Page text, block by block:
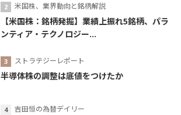
米国株、業界動向と銘柄解説
【米国株：銘柄発掘】業績上振れ5銘柄、パラ
ンティア・テクノロジー...
ストラテジーレポート
半導体株の調整は底値をつけたか
吉田恒の為替デイリー